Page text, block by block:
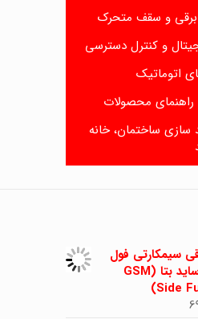
برقی و سقف متحرک
و کنترل دسترسی
اتوماتیک
محصولات
سازی ساختمان، خانه
سیمکارتی فول
کانال موتور ساید بتا (GSM
Side